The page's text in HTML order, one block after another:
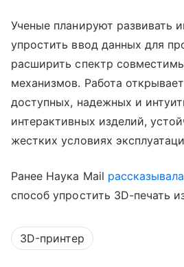
Ученые планируют развивать
упростить ввод данных для
расширить спектр
механизмов. Работа
доступных, надежных и
интерактивных изделий,
жестких условиях
Ранее Наука Mail рассказывала
способ упростить 3D-печать
3D-принтер